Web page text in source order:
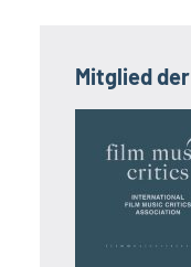
Mitglied der